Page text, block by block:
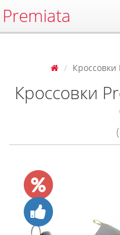
Premiata
Кроссовки
Кроссовки